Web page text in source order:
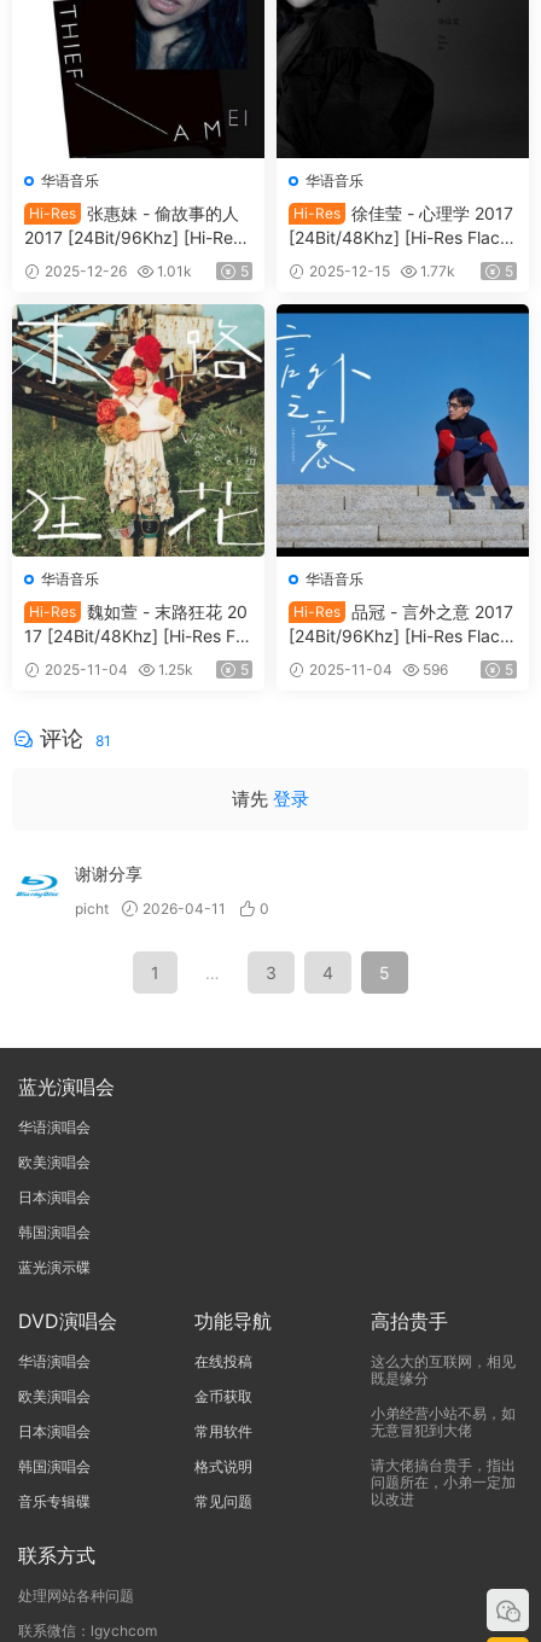
华语音乐
Hi-Res 张惠妹 - 偷故事的人
2017 [24Bit/96Khz] [Hi-Res
Flac 1.44GB]
2025-12-26 1.01k 5
华语音乐
Hi-Res 徐佳莹 - 心理学 2017
[24Bit/48Khz] [Hi-Res Flac 5
72MB]
2025-12-15 1.77k 5
华语音乐
Hi-Res 魏如萱 - 末路狂花 20
17 [24Bit/48Khz] [Hi-Res Fla
c 537MB]
2025-11-04 1.25k 5
华语音乐
Hi-Res 品冠 - 言外之意 2017
[24Bit/96Khz] [Hi-Res Flac 9
11MB]2025-11-04 596 5
评论 81
请先 登录
谢谢分享
picht 2026-04-11 0
1 … 3 4 5
蓝光演唱会
华语演唱会
欧美演唱会
日本演唱会
韩国演唱会
蓝光演示碟
DVD演唱会
华语演唱会
欧美演唱会
日本演唱会
韩国演唱会
音乐专辑碟
功能导航
在线投稿
金币获取
常用软件
格式说明
常见问题
高抬贵手
这么大的互联网，相见
既是缘分
小弟经营小站不易，如
无意冒犯到大佬
请大佬搞台贵手，指出
问题所在，小弟一定加
以改进
联系方式
处理网站各种问题
联系微信：lgychcom